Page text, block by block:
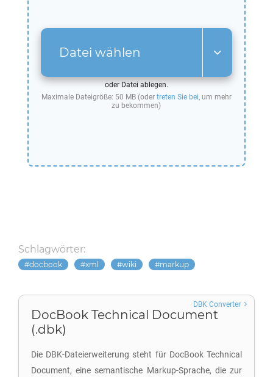
Datei wählen
oder Datei ablegen.
Maximale Dateigröße: 50 MB (oder treten Sie bei, um mehr
zu bekommen)
Schlagwörter:
docbook xml wiki markup
DocBook Technical Document
(.dbk)
Die DBK-Dateierweiterung steht für DocBook Technical
Document, eine semantische Markup-Sprache, die zur
DBK Converter